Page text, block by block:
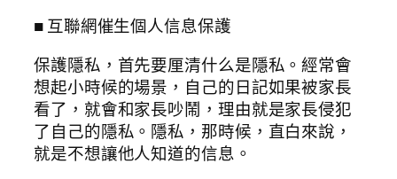
■ 互聯網催生個人信息保護
保護隱私，首先要厘清什么是隱私。經常會
想起小時候的場景，自己的日記如果被家長
看了，就會和家長吵鬧，理由就是家長侵犯
了自己的隱私。隱私，那時候，直白來說，
就是不想讓他人知道的信息。